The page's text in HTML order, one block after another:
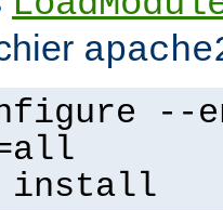
--
install